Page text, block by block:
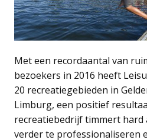
Met een recordaantal van
bezoekers in 2016 heeft
20 recreatiegebieden in
Limburg, een positief
recreatiebedrijf timmert hard
verder te professionaliseren